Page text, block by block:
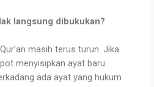
langsung dibukukan?
masih terus turun. Jika
menyisipkan ayat baru.
ada ayat yang hukum